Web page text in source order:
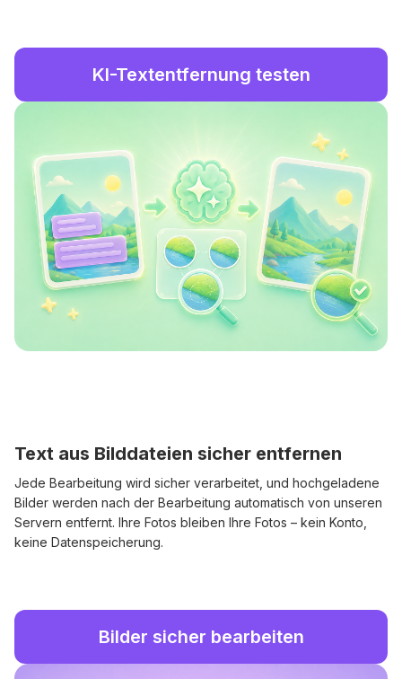
KI-Textentfernung testen
Text aus Bilddateien sicher entfernen
Jede Bearbeitung wird sicher verarbeitet, und hochgeladene
Bilder werden nach der Bearbeitung automatisch von unseren
Servern entfernt. Ihre Fotos bleiben Ihre Fotos – kein Konto,
keine Datenspeicherung.
Bilder sicher bearbeiten